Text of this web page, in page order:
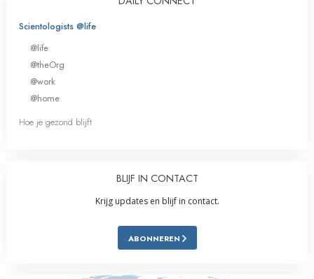
Scientologists @life
@life
@theOrg
@work
@home
Hoe je gezond blijft
BLIJF IN CONTACT
Krijg updates en blijf in contact.
ABONNEREN